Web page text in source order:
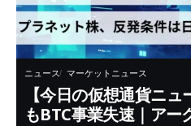
ニュース マーケットニュース
【今日の仮想通貨ニ
もBTC事業失速｜アー